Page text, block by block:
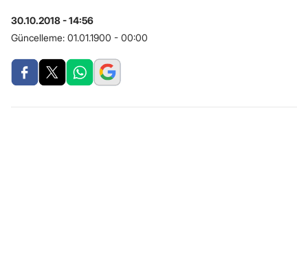
30.10.2018 - 14:56
Güncelleme: 01.01.1900 - 00:00